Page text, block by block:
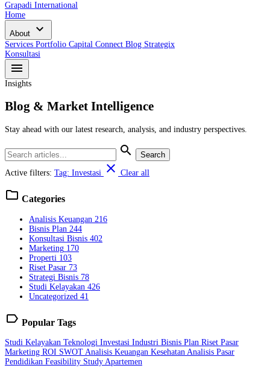
Grapadi International
Home
About expand_more
Services Portfolio Capital Connect Blog Strategix
Konsultasi
menu
Insights
Blog & Market Intelligence
Stay ahead with our latest research, analysis, and industry perspectives.
search
Search
Active filters: Tag: Investasi close Clear all
folder Categories
Analisis Keuangan 216
Bisnis Plan 244
Konsultasi Bisnis 402
Marketing 170
Properti 103
Riset Pasar 73
Strategi Bisnis 78
Studi Kelayakan 426
Uncategorized 41
label Popular Tags
Studi Kelayakan Teknologi Investasi Industri Bisnis Plan Riset Pasar
Marketing ROI SWOT Analisis Keuangan Kesehatan Analisis Pasar
Pendidikan Feasibility Study Apartemen